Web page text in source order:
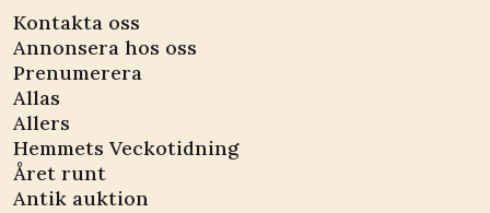
Kontakta oss
Annonsera hos oss
Prenumerera
Allas
Allers
Hemmets Veckotidning
Året runt
Antik auktion